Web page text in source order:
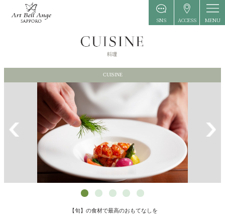
SNS ACCESS MENU
CUISINE
【旬】の食材で最高のおもてなしを